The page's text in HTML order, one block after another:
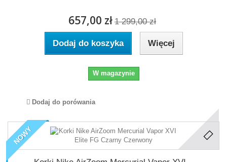
657,00 zł 1 299,00 zł
Dodaj do koszyka Więcej
W magazynie
Dodaj do porówania
NOWY